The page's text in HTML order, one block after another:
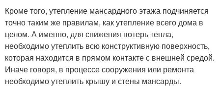
Кроме того, утепление мансардного этажа подчиняется
точно таким же правилам, как утепление всего дома в
целом. А именно, для снижения потерь тепла,
необходимо утеплить всю конструктивную поверхность,
которая находится в прямом контакте с внешней средой.
Иначе говоря, в процессе сооружения или ремонта
необходимо утеплить крышу и стены мансарды.